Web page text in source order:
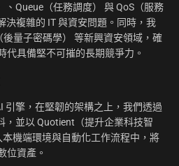
Queue（任務調度） 與 QoS（服務
決複雜的 IT 與資安問題。同時，我
量子密碼學） 等新興資安領域，確
代具備堅不可摧的長期競爭力。
引擎，在堅韌的架構之上，我們透過
，並以 Quotient（提升企業科技智
機端環境與自動化工作流程中，將
位資產。